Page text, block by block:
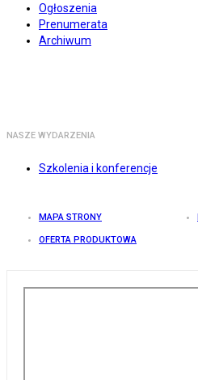
Ogłoszenia
Prenumerata
Archiwum
NASZE WYDARZENIA
Szkolenia i konferencje
MAPA STRONY
OFERTA PRODUKTOWA